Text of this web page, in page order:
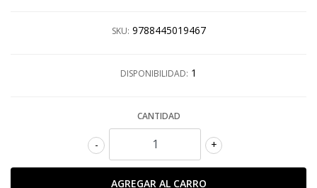
SKU: 9788445019467
DISPONIBILIDAD: 1
CANTIDAD
+
-